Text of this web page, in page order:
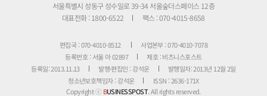
서울특별시 성동구 성수일로 39-34 서울숲더스페이스 12층
대표전화 : 1800-6522
팩스 : 070-4015-8658
편집국 : 070-4010-8512
사업본부 : 070-4010-7078
등록번호 : 서울 아 02897
제호 : 비즈니스포스트
등록일: 2013.11.13
발행·편집인 : 강석운
발행일자: 2013년 12월 2일
청소년보호책임자 : 강석운
ISSN : 2636-171X
Copyright ⓒBUSINESSPOST. All rights reserved.